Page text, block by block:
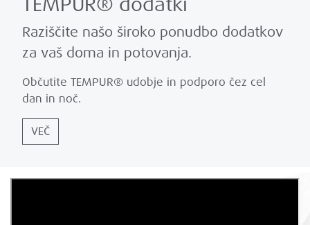
Raziščite našo široko ponudbo dodatkov
za vaš doma in potovanja.
Občutite TEMPUR® udobje in podporo čez cel
dan in noč.
VEČ